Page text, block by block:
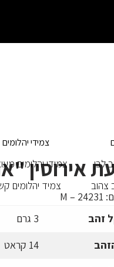
לבן
צהוב
צמידי יהלומים
צמידי יהלומים
צמיד יהלומים
אירוסין
M – 24231
זהב
3 גרם
14 קראט